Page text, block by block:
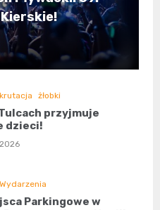
żłobki
przyjmuje
dzieci!
Wydarzenia
Parkingowe w